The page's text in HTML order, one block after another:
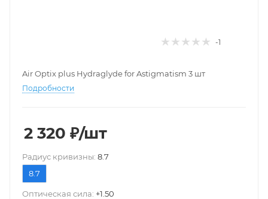
-1
Air Optix plus Hydraglyde for Astigmatism 3 шт
Подробности
2 320 ₽/шт
Pадиус кривизны: 8.7
8.7
Оптическая сила: +1.50